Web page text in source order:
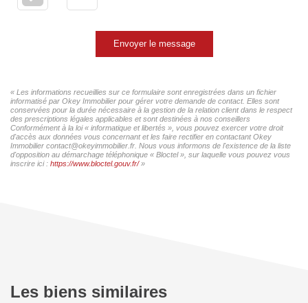
Envoyer le message
« Les informations recueillies sur ce formulaire sont enregistrées dans un fichier
informatisé par Okey Immobilier pour gérer votre demande de contact. Elles sont
conservées pour la durée nécessaire à la gestion de la relation client dans le respect
des prescriptions légales applicables et sont destinées à nos conseillers
Conformément à la loi « informatique et libertés », vous pouvez exercer votre droit
d'accès aux données vous concernant et les faire rectifier en contactant Okey
Immobilier contact@okeyimmobilier.fr. Nous vous informons de l'existence de la liste
d'opposition au démarchage téléphonique « Bloctel », sur laquelle vous pouvez vous
inscrire ici : https://www.bloctel.gouv.fr/»
Les biens similaires